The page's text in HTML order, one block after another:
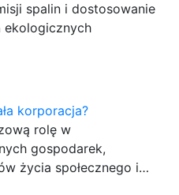
spalin i dostosowanie
ekologicznych
korporacja?
rolę w
gospodarek,
życia społecznego i…